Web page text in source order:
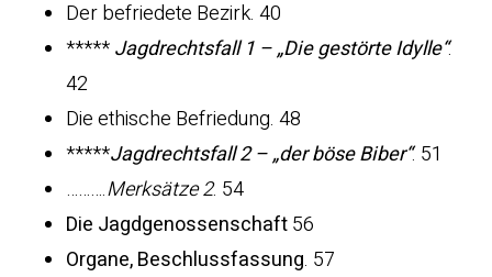
Der befriedete Bezirk. 40
*****Jagdrechtsfall 1 – „Die gestörte Idylle“.
42
Die ethische Befriedung. 48
*****Jagdrechtsfall 2 – „der böse Biber“. 51
……….Merksätze 2. 54
Die Jagdgenossenschaft56
Organe, Beschlussfassung. 57